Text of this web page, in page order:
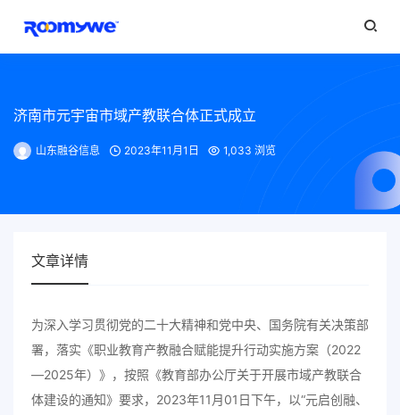
济南市元宇宙市域产教联合体正式成立
山东融谷信息 2023年11月1日 1,033 浏览
文章详情
为深入学习贯彻党的二十大精神和党中央、国务院有关决策部
署，落实《职业教育产教融合赋能提升行动实施方案（2022
—2025年）》，按照《教育部办公厅关于开展市域产教联合
体建设的通知》要求，2023年11月01日下午，以“元启创融、